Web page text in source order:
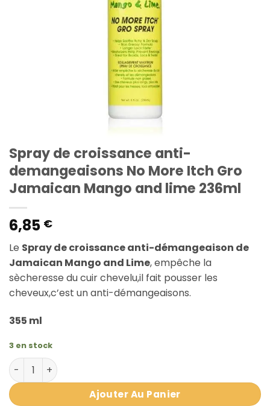
Spray de croissance anti-
demangeaisons No More Itch Gro
Jamaican Mango and lime 236ml
6,85 €
Le Spray de croissance anti-démangeaison de
Jamaican Mango and Lime, empêche la
sècheresse du cuir chevelu,il fait pousser les
cheveux,c’est un anti-démangeaisons.
355 ml
3 en stock
quantité de Spray de croissance anti-demangeaisons
Ajouter Au Panier